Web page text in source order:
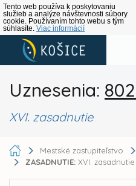
Tento web používa k poskytovaniu
služieb a analýze návštevnosti súbory
cookie. Používaním tohto webu s tým
súhlasíte. Viac informácií
Uznesenia:
XVI. zasadnutie
Mestské zastupiteľstvo
ZASADNUTIE: XVI. zasadnutie